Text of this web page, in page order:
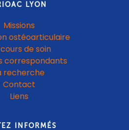
LYON
Missions
ostéoarticulaire
de soin
correspondants
recherche
Contact
Liens
INFORMÉS